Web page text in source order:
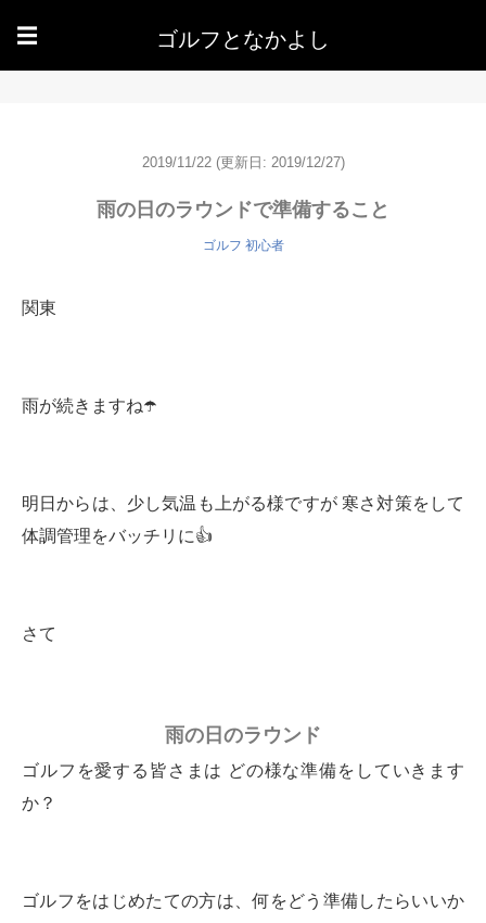
☰ ゴルフとなかよし
2019/11/22 (更新日: 2019/12/27)
雨の日のラウンドで準備すること
ゴルフ 初心者
関東
雨が続きますね☂️
明日からは、少し気温も上がる様ですが 寒さ対策をして
体調管理をバッチリに👍
さて
雨の日のラウンド
ゴルフを愛する皆さまは どの様な準備をしていきます
か？
ゴルフをはじめたての方は、何をどう準備したらいいか